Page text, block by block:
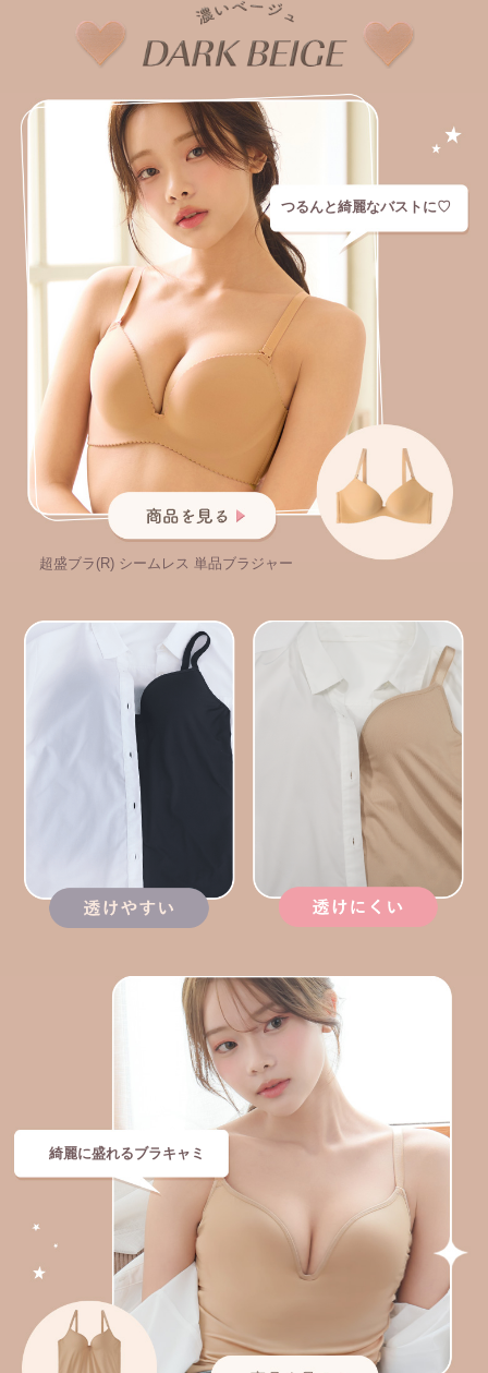
つるんと綺麗なバストに♡
超盛ブラ(R) シームレス 単品ブラジャー
綺麗に盛れるブラキャミ